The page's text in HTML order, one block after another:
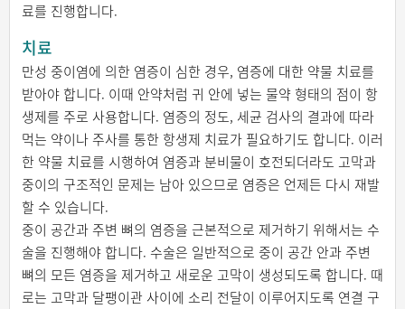
료를 진행합니다.
치료
만성 중이염에 의한 염증이 심한 경우, 염증에 대한 약물 치료를
받아야 합니다. 이때 안약처럼 귀 안에 넣는 물약 형태의 점이 항
생제를 주로 사용합니다. 염증의 정도, 세균 검사의 결과에 따라
먹는 약이나 주사를 통한 항생제 치료가 필요하기도 합니다. 이러
한 약물 치료를 시행하여 염증과 분비물이 호전되더라도 고막과
중이의 구조적인 문제는 남아 있으므로 염증은 언제든 다시 재발
할 수 있습니다.
중이 공간과 주변 뼈의 염증을 근본적으로 제거하기 위해서는 수
술을 진행해야 합니다. 수술은 일반적으로 중이 공간 안과 주변
뼈의 모든 염증을 제거하고 새로운 고막이 생성되도록 합니다. 때
로는 고막과 달팽이관 사이에 소리 전달이 이루어지도록 연결 구